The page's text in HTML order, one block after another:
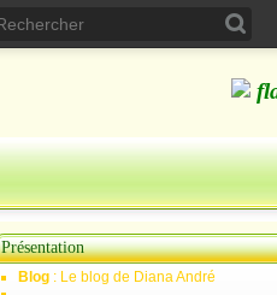
Présentation
Blog : Le blog de Diana André